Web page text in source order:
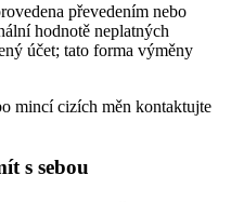
převedením nebo
hodnotě neplatných
účet; tato forma výměny
mincí cizích měn kontaktujte
s sebou